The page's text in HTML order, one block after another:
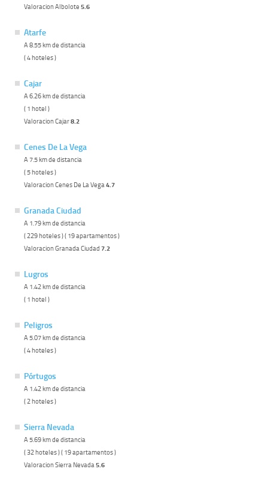
Valoracion Albolote 5.6
Atarfe
A 8.55 km de distancia
( 4 hoteles )
Cajar
A 6.26 km de distancia
( 1 hotel )
Valoracion Cajar8.2
Cenes De La Vega
A 7.5 km de distancia
( 5 hoteles )
Valoracion Cenes De La Vega 4.7
Granada Ciudad
A 1.79 km de distancia
( 229 hoteles ) ( 19 apartamentos )
Valoracion Granada Ciudad 7.2
Lugros
A 1.42 km de distancia
( 1 hotel )
Peligros
A 5.07 km de distancia
( 4 hoteles )
Pórtugos
A 1.42 km de distancia
( 2 hoteles )
Sierra Nevada
A 5.69 km de distancia
( 32 hoteles ) ( 19 apartamentos )
Valoracion Sierra Nevada 5.6